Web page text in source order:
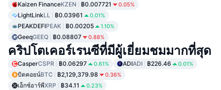
Kaizen FinanceKZEN ฿0.007721 0.05%
LightLinkLL ฿0.03961 0.01%
PEAKDEFIPEAK ฿0.00205 1.10%
GeeqGEEQ ฿0.08807 0.88%
คริปโตเคอร์เรนซีที่มีผู้เยี่ยมชมมากที่สุด
CasperCSPR ฿0.06297 0.61% ADIADI ฿226.46 0.01%
บิตคอยน์BTC ฿2,129,379.98 0.36%
เอ็กซ์อาร์พีXRP ฿34.11 0.23%